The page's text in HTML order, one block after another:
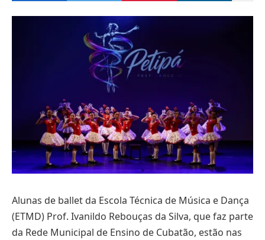
Alunas de ballet da Escola Técnica de Música e Dança
(ETMD) Prof. Ivanildo Rebouças da Silva, que faz parte
da Rede Municipal de Ensino de Cubatão, estão nas